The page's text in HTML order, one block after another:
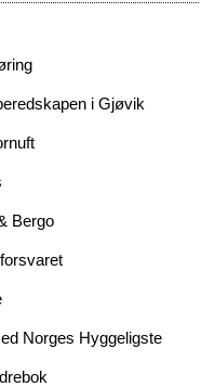
i Gjøvik
Bergo
Norges Hyggeligste